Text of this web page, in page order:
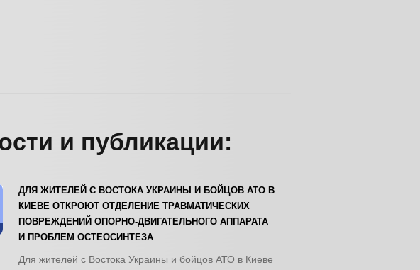
и публикации:
ДЛЯ ЖИТЕЛЕЙ С ВОСТОКА УКРАИНЫ И БОЙЦОВ АТО В
КИЕВЕ ОТКРОЮТ ОТДЕЛЕНИЕ ТРАВМАТИЧЕСКИХ
ПОВРЕЖДЕНИЙ ОПОРНО-ДВИГАТЕЛЬНОГО АППАРАТА
И ПРОБЛЕМ ОСТЕОСИНТЕЗА
Для жителей с Востока Украины и бойцов АТО в Киеве